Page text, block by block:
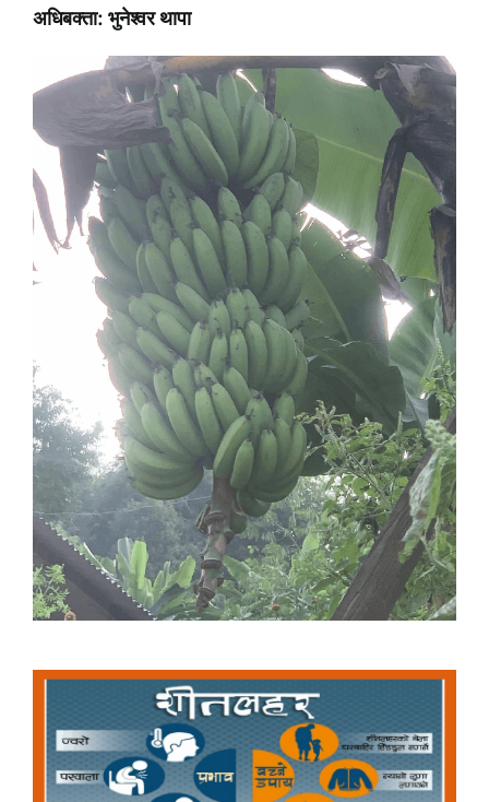
अधिबक्ता: भुनेश्वर थापा